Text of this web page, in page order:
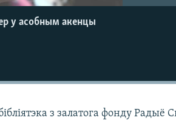
у асобным акенцы
з залатога фонду Радыё